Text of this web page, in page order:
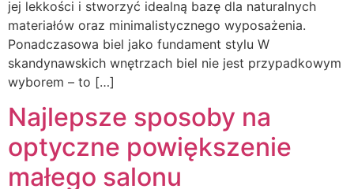
jej lekkości i stworzyć idealną bazę dla naturalnych
materiałów oraz minimalistycznego wyposażenia.
Ponadczasowa biel jako fundament stylu W
skandynawskich wnętrzach biel nie jest przypadkowym
wyborem – to […]
Najlepsze sposoby na
optyczne powiększenie
małego salonu